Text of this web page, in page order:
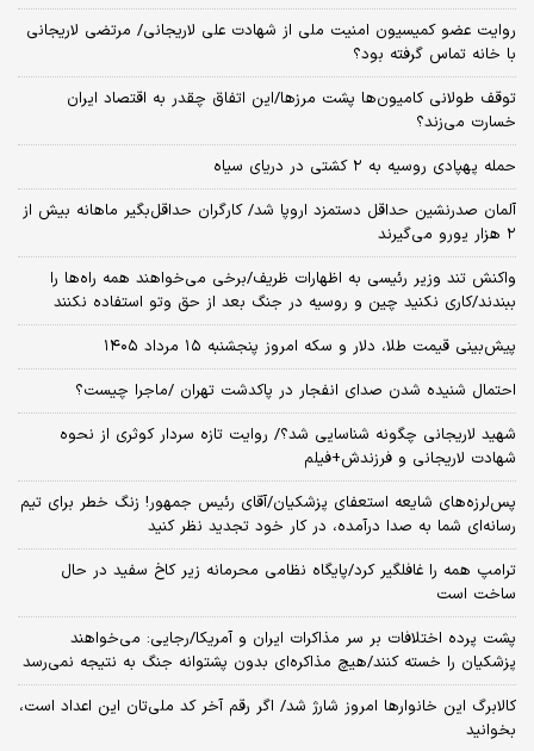
روایت عضو کمیسیون امنیت ملی از شهادت علی لاریجانی/ مرتضی لاریجانی
با خانه تماس گرفته بود؟
توقف طولانی کامیون‌ها پشت مرزها/این اتفاق چقدر به اقتصاد ایران
خسارت می‌زند؟
حمله پهپادی روسیه به ۲ کشتی در دریای سیاه
آلمان صدرنشین حداقل دستمزد اروپا شد/ کارگران حداقل‌بگیر ماهانه بیش از
۲ هزار یورو می‌گیرند
واکنش تند وزیر رئیسی به اظهارات ظریف/برخی می‌خواهند همه راه‌ها را
ببندند/کاری نکنید چین و روسیه در جنگ بعد از حق وتو استفاده نکنند
پیش‌بینی قیمت طلا، دلار و سکه امروز پنجشنبه ۱۵ مرداد ۱۴۰۵
احتمال شنیده شدن صدای انفجار در پاکدشت تهران /ماجرا چیست؟
شهید لاریجانی چگونه شناسایی شد؟/ روایت تازه سردار کوثری از نحوه
شهادت لاریجانی و فرزندش+فیلم
پس‌لرزه‌های شایعه استعفای پزشکیان/آقای رئیس جمهور! زنگ خطر برای تیم
رسانه‌ای شما به صدا درآمده، در کار خود تجدید نظر کنید
ترامپ همه را غافلگیر کرد/پایگاه نظامی محرمانه زیر کاخ سفید در حال
ساخت است
پشت پرده اختلافات بر سر مذاکرات ایران و آمریکا/رجایی: می‌خواهند
پزشکیان را خسته کنند/هیچ مذاکره‌ای بدون پشتوانه جنگ به نتیجه نمی‌رسد
کالابرگ این خانوارها امروز شارژ شد/ اگر رقم آخر کد ملی‌تان این اعداد است،
بخوانید